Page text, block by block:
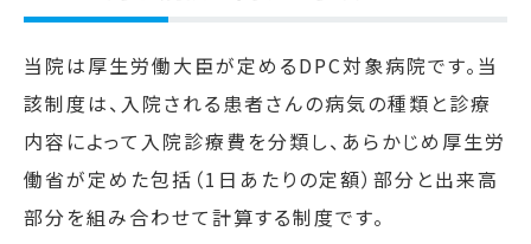
当院は厚生労働大臣が定めるDPC対象病院です。当
該制度は、入院される患者さんの病気の種類と診療
内容によって入院診療費を分類し、あらかじめ厚生労
働省が定めた包括（1日あたりの定額）部分と出来高
部分を組み合わせて計算する制度です。